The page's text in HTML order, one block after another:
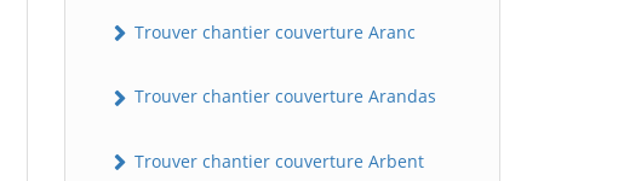
Trouver chantier couverture Aranc
Trouver chantier couverture Arandas
Trouver chantier couverture Arbent